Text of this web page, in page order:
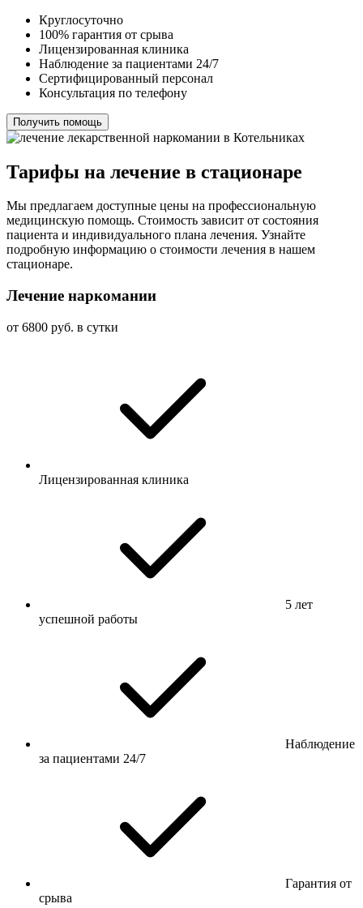
Круглосуточно
100% гарантия от срыва
Лицензированная клиника
Наблюдение за пациентами 24/7
Сертифицированный персонал
Консультация по телефону
Получить помощь
Тарифы на лечение в стационаре
Мы предлагаем доступные цены на профессиональную
медицинскую помощь. Стоимость зависит от состояния
пациента и индивидуального плана лечения. Узнайте
подробную информацию о стоимости лечения в нашем
стационаре.
Лечение наркомании
от 6800 руб. в сутки
Лицензированная клиника
5 лет
успешной работы
Наблюдение
за пациентами 24/7
Гарантия от
срыва